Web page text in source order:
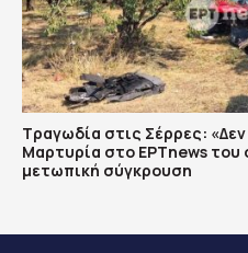
Τραγωδία στις Σέρρες:
Μαρτυρία στο ΕΡΤnews του
μετωπική σύγκρουση